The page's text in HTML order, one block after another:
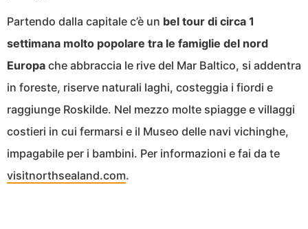
Partendo dalla capitale c’è un bel tour di circa 1
settimana molto popolare tra le famiglie del nord
Europa che abbraccia le rive del Mar Baltico, si addentra
in foreste, riserve naturali laghi, costeggia i fiordi e
raggiunge Roskilde. Nel mezzo molte spiagge e villaggi
costieri in cui fermarsi e il Museo delle navi vichinghe,
impagabile per i bambini. Per informazioni e fai da te
visitnorthsealand.com.